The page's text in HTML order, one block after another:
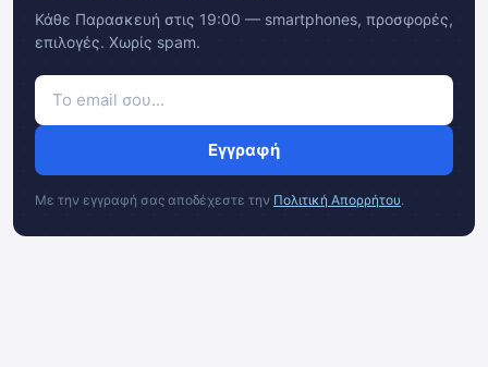
Κάθε Παρασκευή στις 19:00 — smartphones, προσφορές,
επιλογές. Χωρίς spam.
Εγγραφή
Με την εγγραφή σας αποδέχεστε την Πολιτική Απορρήτου.